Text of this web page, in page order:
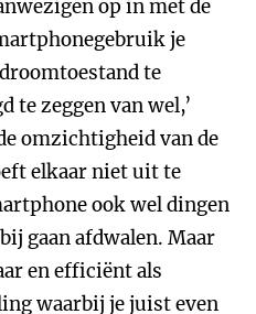
op in met de
je
te
te zeggen van wel,’
omzichtigheid van de
elkaar niet uit te
ook wel dingen
gaan afdwalen. Maar
en efficiënt als
waarbij je juist even